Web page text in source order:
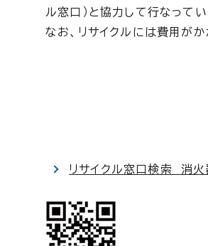
ル窓口）と協力して行なって
なお、リサイクルには費用がか
リサイクル窓口検索 消火